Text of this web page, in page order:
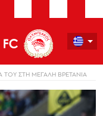
ΣΤΗ ΜΕΓΑΛΗ ΒΡΕΤΑΝΙΑ